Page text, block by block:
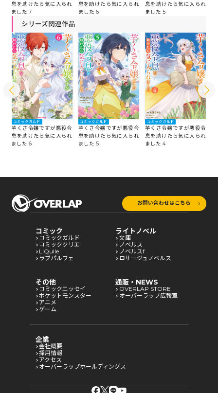
息を助けたら気に入られ
ました 7
息を助けたら気に入られ
ました 6
息を助けたら気に入られ
ました 5
シリーズ関連作品
コミックガルド
芋くさ令嬢ですが悪役令
息を助けたら気に入られ
ました 6
コミックガルド
芋くさ令嬢ですが悪役令
息を助けたら気に入られ
ました 5
コミックガルド
芋くさ令嬢ですが悪役令
息を助けたら気に入られ
ました 4
お問い合わせはこちら
コミック
コミックガルド
コミッククリエ
LiQulle
ラブパルフェ
ライトノベル
文庫
ノベルス
ノベルスf
ロサージュノベルス
その他
コミックエッセイ
ポケットモンスター
アニメ
ゲーム
通販・NEWS
OVERLAP STORE
オーバーラップ広報室
企業
会社概要
採用情報
アクセス
オーバーラップホールディングス